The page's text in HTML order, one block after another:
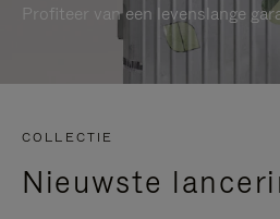
Profiteer van een levenslange
COLLECTIE
Nieuwste